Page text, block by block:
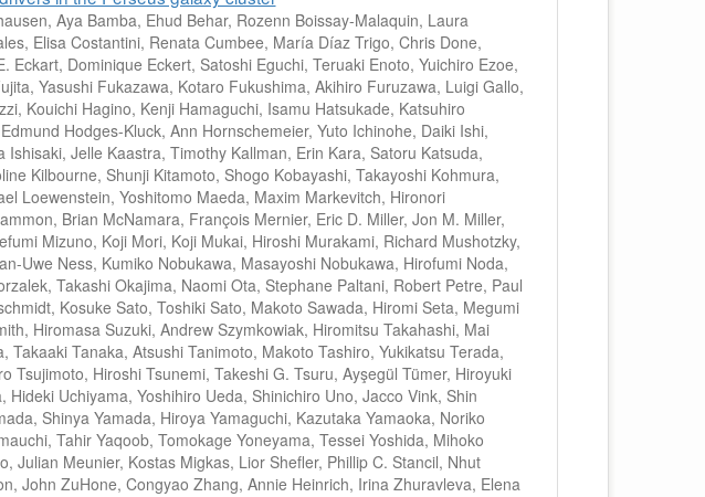
Aya Bamba, Ehud Behar, Rozenn Boissay-Malaquin, Laura
Elisa Costantini, Renata Cumbee, María Díaz Trigo, Chris Done,
Eckart, Dominique Eckert, Satoshi Eguchi, Teruaki Enoto, Yuichiro Ezoe,
Yasushi Fukazawa, Kotaro Fukushima, Akihiro Furuzawa, Luigi Gallo,
Kouichi Hagino, Kenji Hamaguchi, Isamu Hatsukade, Katsuhiro
Hodges-Kluck, Ann Hornschemeier, Yuto Ichinohe, Daiki Ishi,
Ishisaki, Jelle Kaastra, Timothy Kallman, Erin Kara, Satoru Katsuda,
Kilbourne, Shunji Kitamoto, Shogo Kobayashi, Takayoshi Kohmura,
Loewenstein, Yoshitomo Maeda, Maxim Markevitch, Hironori
Brian McNamara, François Mernier, Eric D. Miller, Jon M. Miller,
Mizuno, Koji Mori, Koji Mukai, Hiroshi Murakami, Richard Mushotzky,
Uwe Ness, Kumiko Nobukawa, Masayoshi Nobukawa, Hirofumi Noda,
Takashi Okajima, Naomi Ota, Stephane Paltani, Robert Petre, Paul
Kosuke Sato, Toshiki Sato, Makoto Sawada, Hiromi Seta, Megumi
Hiromasa Suzuki, Andrew Szymkowiak, Hiromitsu Takahashi, Mai
Takaaki Tanaka, Atsushi Tanimoto, Makoto Tashiro, Yukikatsu Terada,
Tsujimoto, Hiroshi Tsunemi, Takeshi G. Tsuru, Ayşegül Tümer, Hiroyuki
Hideki Uchiyama, Yoshihiro Ueda, Shinichiro Uno, Jacco Vink, Shin
Shinya Yamada, Hiroya Yamaguchi, Kazutaka Yamaoka, Noriko
Tahir Yaqoob, Tomokage Yoneyama, Tessei Yoshida, Mihoko
Julian Meunier, Kostas Migkas, Lior Shefler, Phillip C. Stancil, Nhut
John ZuHone, Congyao Zhang, Annie Heinrich, Irina Zhuravleva, Elena